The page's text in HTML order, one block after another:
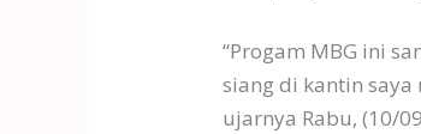
“Progam MBG ini
siang di kantin saya
ujarnya Rabu, (10/